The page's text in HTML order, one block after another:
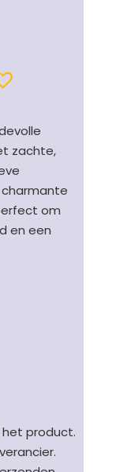
zachte,
om
en een
het product.